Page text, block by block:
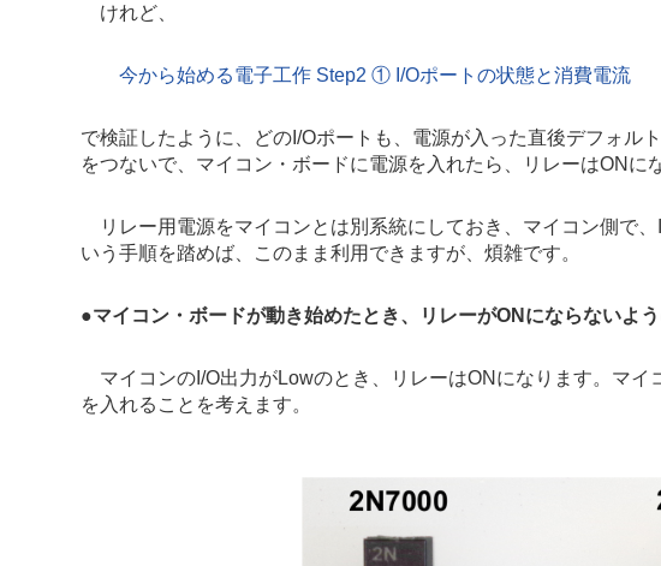
けれど、
今から始める電子工作 Step2 ① I/Oポートの状態と消費電流
で検証したように、どのI/Oポートも、電源が入った直後デフォル
をつないで、マイコン・ボードに電源を入れたら、リレーはONに
リレー用電源をマイコンとは別系統にしておき、マイコン側で
いう手順を踏めば、このまま利用できますが、煩雑です。
●マイコン・ボードが動き始めたとき、リレーがONにならないよ
マイコンのI/O出力がLowのとき、リレーはONになります。マイ
を入れることを考えます。